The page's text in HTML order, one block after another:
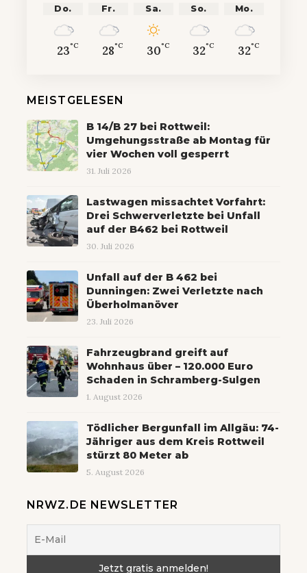
Do.
23°C
Fr.
28°C
Sa.
30°C
So.
32°C
Mo.
32°C
MEISTGELESEN
B 14/B 27 bei Rottweil:
Umgehungsstraße ab Montag für
vier Wochen voll gesperrt
31. Juli 2026
Lastwagen missachtet Vorfahrt:
Drei Schwerverletzte bei Unfall
auf der B462 bei Rottweil
30. Juli 2026
Unfall auf der B 462 bei
Dunningen: Zwei Verletzte nach
Überholmanöver
23. Juli 2026
Fahrzeugbrand greift auf
Wohnhaus über – 120.000 Euro
Schaden in Schramberg-Sulgen
1. August 2026
Tödlicher Bergunfall im Allgäu: 74-
Jähriger aus dem Kreis Rottweil
stürzt 80 Meter ab
5. August 2026
NRWZ.DE NEWSLETTER